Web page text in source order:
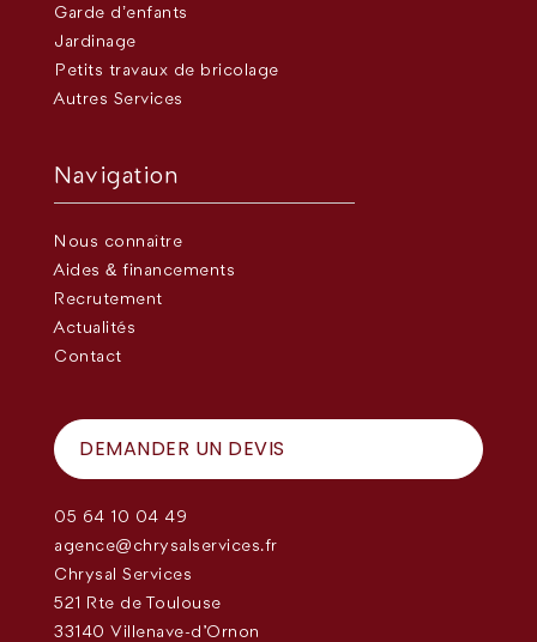
Garde d’enfants
Jardinage
Petits travaux de bricolage
Autres Services
Navigation
Nous connaître
Aides & financements
Recrutement
Actualités
Contact
DEMANDER UN DEVIS
05 64 10 04 49
agence@chrysalservices.fr
Chrysal Services
521 Rte de Toulouse
33140 Villenave-d'Ornon